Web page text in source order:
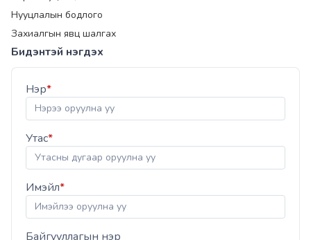
Нууцлалын бодлого
Захиалгын явц шалгах
Бидэнтэй нэгдэх
Нэр*
Утас*
Имэйл*
Байгууллагын нэр